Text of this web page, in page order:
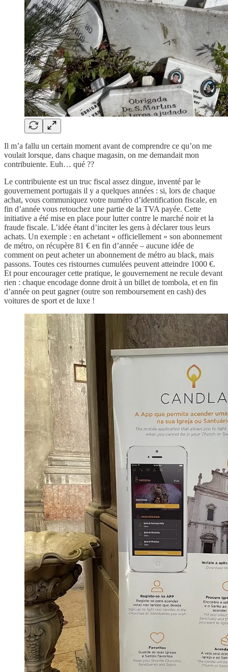
Il m’a fallu un certain moment avant de comprendre ce qu’on me
voulait lorsque, dans chaque magasin, on me demandait mon
contribuiente. Euh… qué ??
Le contribuiente est un truc fiscal assez dingue, inventé par le
gouvernement portugais il y a quelques années : si, lors de chaque
achat, vous communiquez votre numéro d’identification fiscale, en
fin d’année vous retouchez une partie de la TVA payée. Cette
initiative a été mise en place pour lutter contre le marché noir et la
fraude fiscale. L’idée étant d’inciter les gens à déclarer tous leurs
achats. Un exemple : en achetant « officiellement » son abonnement
de métro, on récupère 81 € en fin d’année – aucune idée de
comment on peut acheter un abonnement de métro au black, mais
passons. Toutes ces ristournes cumulées peuvent atteindre 1000 €.
Et pour encourager cette pratique, le gouvernement ne recule devant
rien : chaque encodage donne droit à un billet de tombola, et en fin
d’année on peut gagner (outre son remboursement en cash) des
voitures de sport et de luxe !